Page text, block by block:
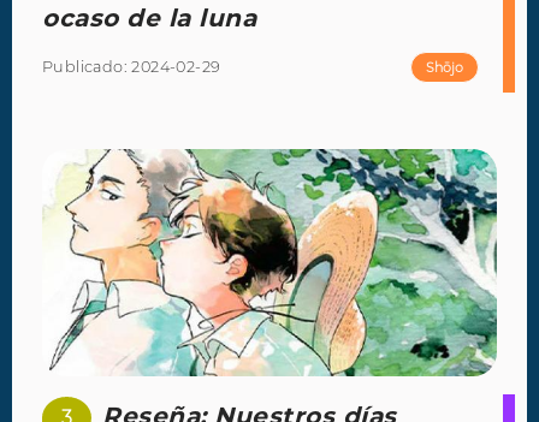
ocaso de la luna
Publicado: 2024-02-29 Shōjo
Reseña: Nuestros días